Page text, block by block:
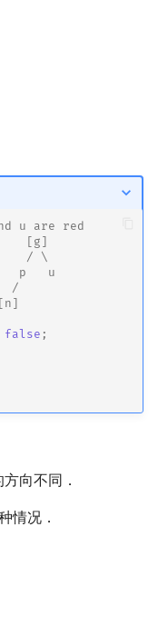
u are red
[g]
/ \
p   u
/
false ;
方向不同．
情况．